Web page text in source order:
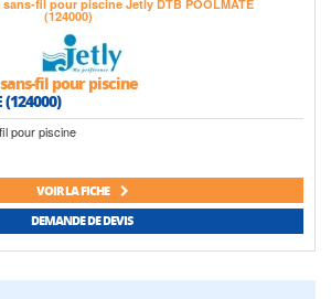
fil pour piscine
(124000)
pour piscine
VOIR LA FICHE
DEMANDE DE DEVIS